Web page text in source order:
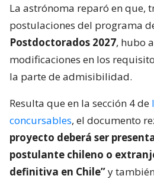
La astrónoma reparó en que,
postulaciones del programa
Postdoctorados 2027, hubo
modificaciones en los
la parte de admisibilidad.
Resulta que en la sección 4 de
concursables, el documento
proyecto deberá ser
postulante chileno o
definitiva en Chile”y